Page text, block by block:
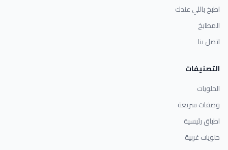
اطبخ باللي عندك
المطابخ
اتصل بنا
التصنيفات
الحلويات
وصفات سريعة
اطباق رئيسية
حلويات غربية